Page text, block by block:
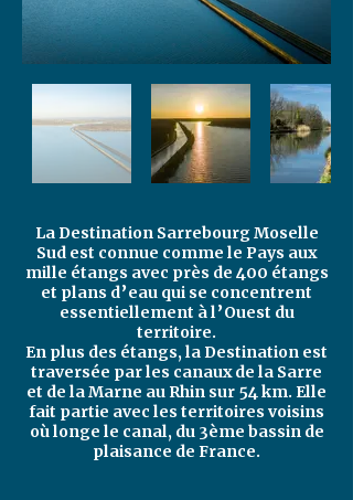
La Destination Sarrebourg Moselle
Sud est connue comme le Pays aux
mille étangs avec près de 400 étangs
et plans d’eau qui se concentrent
essentiellement à l’Ouest du
territoire.
En plus des étangs, la Destination est
traversée par les canaux de la Sarre
et de la Marne au Rhin sur 54 km. Elle
fait partie avec les territoires voisins
où longe le canal, du 3ème bassin de
plaisance de France.